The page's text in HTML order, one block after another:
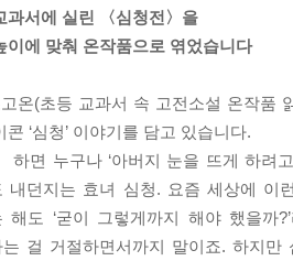
과서에 실린 〈심청전〉을
이에 맞춰 온작품으로 엮었습니다
고온(초등 교과서 속 고전소설 온작품
콘 ‘심청’ 이야기를 담고 있습니다.
하면 누구나 ‘아버지 눈을 뜨게 하
내던지는 효녀 심청. 요즘 세상에 이
해도 ‘굳이 그렇게까지 해야 했을
는 걸 거절하면서까지 말이죠. 하지